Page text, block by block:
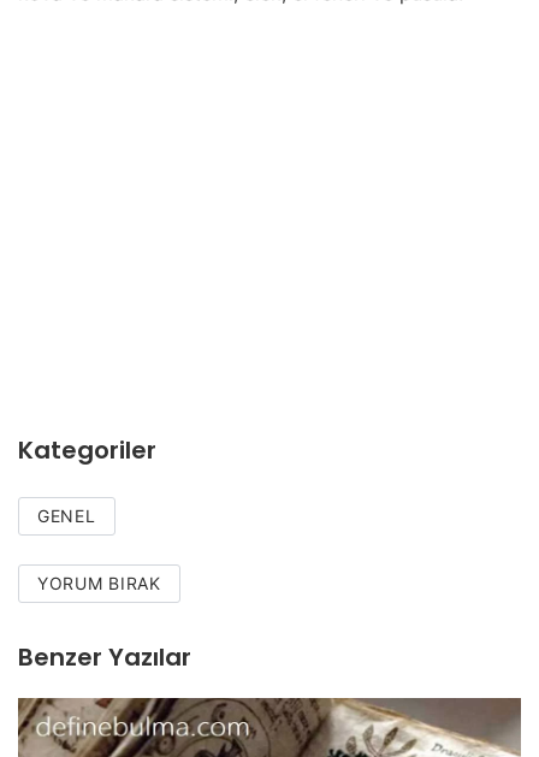
Kategoriler
GENEL
YORUM BIRAK
Benzer Yazılar